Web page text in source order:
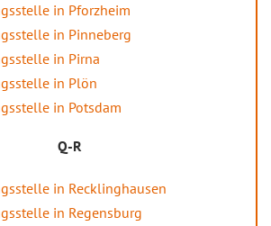
in Pforzheim
in Pinneberg
in Pirna
in Plön
in Potsdam
Q-R
in Recklinghausen
in Regensburg